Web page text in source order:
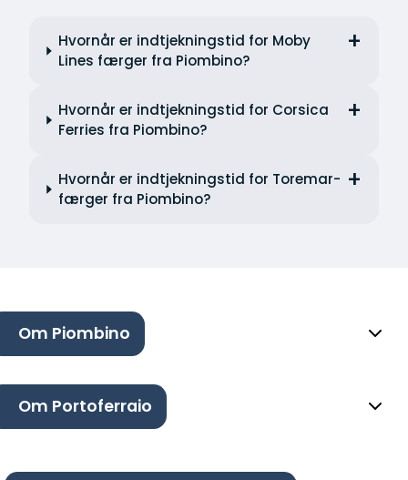
Hvornår er indtjekningstid for Moby
Lines færger fra Piombino?
Hvornår er indtjekningstid for Corsica
Ferries fra Piombino?
Hvornår er indtjekningstid for Toremar-
færger fra Piombino?
Om Piombino
Om Portoferraio